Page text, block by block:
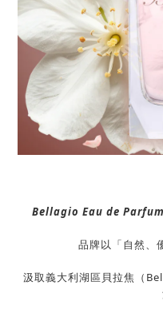
Bellagio Eau de
品牌以「自然、
汲取義大利湖區貝拉焦（